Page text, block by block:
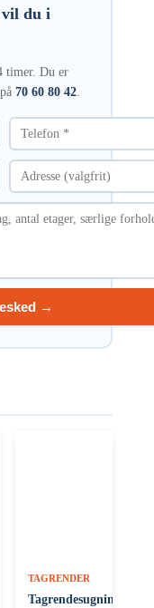
vil du i
timer. Du er
70 60 80 42.
→
TAGRENDER
Tagrendesugning